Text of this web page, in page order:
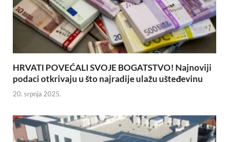
HRVATI POVEĆALI SVOJE BOGATSTVO! Najnoviji
podaci otkrivaju u što najradije ulažu ušteđevinu
20. srpnja 2025.